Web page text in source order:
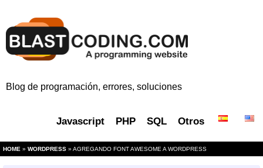
Blog de programación, errores, soluciones
Javascript PHP SQL Otros
HOME » WORDPRESS » AGREGANDO FONT AWESOME A WORDPRESS